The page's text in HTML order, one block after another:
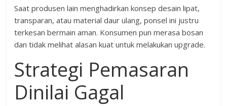
Saat produsen lain menghadirkan konsep desain lipat,
transparan, atau material daur ulang, ponsel ini justru
terkesan bermain aman. Konsumen pun merasa bosan
dan tidak melihat alasan kuat untuk melakukan upgrade.
Strategi Pemasaran
Dinilai Gagal